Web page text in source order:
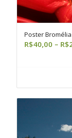
Poster Bromélia
R$40,00 – R$